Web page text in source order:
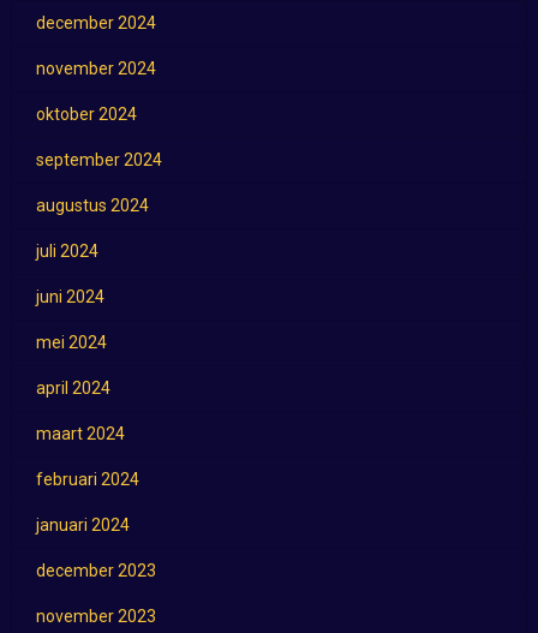
december 2024
november 2024
oktober 2024
september 2024
augustus 2024
juli 2024
juni 2024
mei 2024
april 2024
maart 2024
februari 2024
januari 2024
december 2023
november 2023